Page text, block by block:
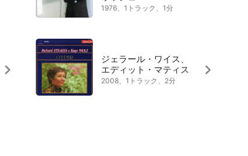
1976、1トラック、1分
ジェラール・ワイス、
エディット・マティス
2008、1トラック、2分